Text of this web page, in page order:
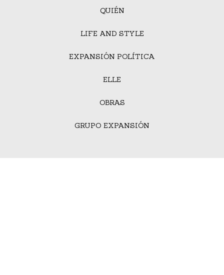
QUIÉN
LIFE AND STYLE
EXPANSIÓN POLÍTICA
ELLE
OBRAS
GRUPO EXPANSIÓN